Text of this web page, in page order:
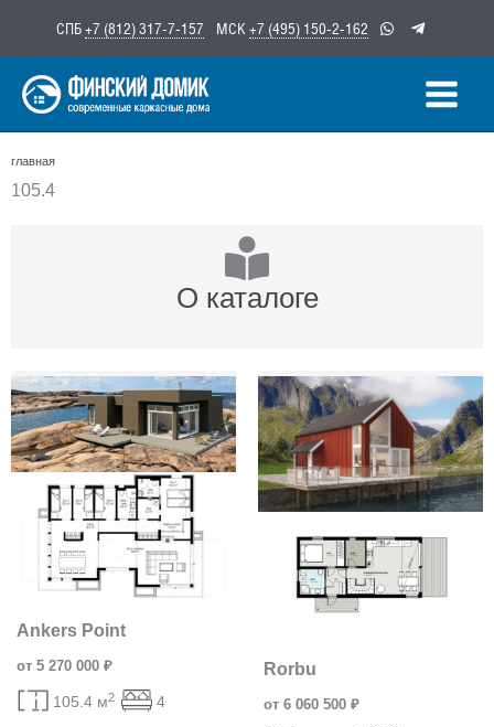
содержимому
СПБ+7 (812) 317-7-157 МСК +7 (495) 150-2-162
главная
105.4
О каталоге
Ankers Point
от 5 270 000 ₽
105.4 м2 4
Rorbu
от 6 060 500 ₽